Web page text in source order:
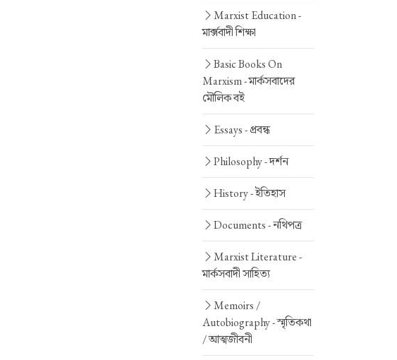
Marxist Education -
মার্ক্সবাদী শিক্ষা
Basic Books On
Marxism -মার্কসবাদের
মৌলিক বই
Essays -প্রবন্ধ
Philosophy -দর্শন
History -ইতিহাস
Documents -নথিপত্র
Marxist Literature -
মার্কসবাদী সাহিত্য
Memoirs /
Autobiography -স্মৃতিকথা
/ আত্মজীবনী